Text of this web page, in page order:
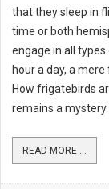
that they sleep in
time or both
engage in all
hour a day, a
How frigatebirds
remains a mystery.
READ MORE ...